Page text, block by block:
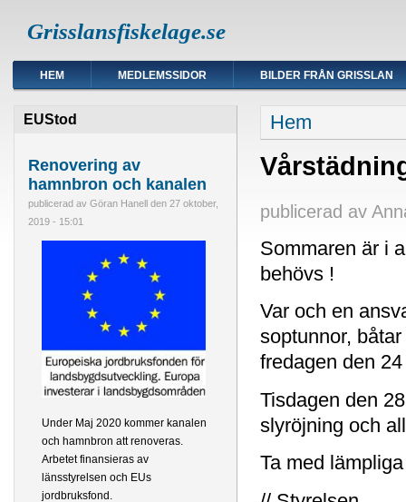
Grisslansfiskelage.se
HEM MEDLEMSSIDOR BILDER FRÅN GRISSLAN
EUStod
Renovering av
hamnbron och kanalen
publicerad av Göran Hanell den 27 oktober,
2019 - 15:01
Under Maj 2020 kommer kanalen
och hamnbron att renoveras.
Arbetet finansieras av
länsstyrelsen och EUs
jordbruksfond.
Du är här
Hem
publicerad av
Sommaren är i
behövs !
Var och en
soptunnor,
fredagen den
Tisdagen den
slyröjning och
Ta med